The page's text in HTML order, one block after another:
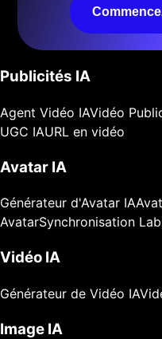
Publicités IA
Agent Vidéo IAVidéo
UGC IAURL en vidéo
Avatar IA
Générateur d'Avatar IA
AvatarSynchronisation
Vidéo IA
Générateur de Vidéo IA
Image IA